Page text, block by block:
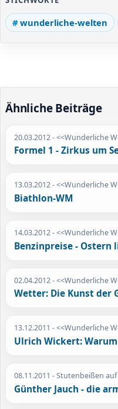
wunderliche-welten
Ähnliche Beiträge
20.03.2012- <<Wunderliche
Formel 1 - Zirkus um
13.03.2012- <<Wunderliche
Biathlon-WM
14.03.2012- <<Wunderliche
Benzinpreise - Ostern
02.04.2012- <<Wunderliche
Wetter: Die Kunst der
13.12.2011 - <<Wunderliche
Ulrich Wickert:
08.11.2011 - Stutenbeißen
Günther Jauch - die